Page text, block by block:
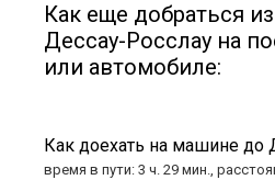
Как еще добраться
Дессау-Росслау на
или автомобиле:
Как доехать на машине до
время в пути: 3 ч. 29 мин.,